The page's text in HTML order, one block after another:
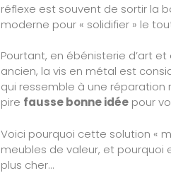
réflexe est souvent de sortir la
moderne pour « solidifier » le
Pourtant, en ébénisterie d’art
ancien, la vis en métal est
qui ressemble à une
pire fausse bonne idée pour
Voici pourquoi cette solution «
meubles de valeur, et pourquoi
plus cher…